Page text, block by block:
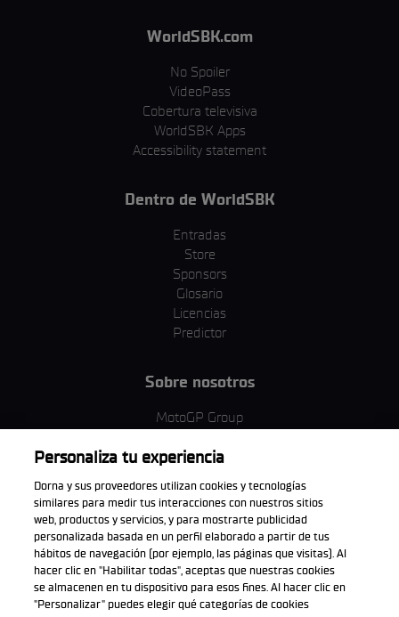
WorldSBK.com
No Spoiler
VideoPass
Cobertura televisiva
WorldSBK Apps
Accessibility statement
Dentro de WorldSBK
Entradas
Store
Sponsors
Glosario
Licencias
Predictor
Sobre nosotros
MotoGP Group
Términos y condiciones
Política de privacidad
Política de compra
Descarga la aplicación oficial
Personaliza tu experiencia
Dorna y sus proveedores utilizan cookies y tecnologías
similares para medir tus interacciones con nuestros sitios
web, productos y servicios, y para mostrarte publicidad
personalizada basada en un perfil elaborado a partir de tus
hábitos de navegación (por ejemplo, las páginas que visitas). Al
hacer clic en "Habilitar todas", aceptas que nuestras cookies
se almacenen en tu dispositivo para esos fines. Al hacer clic en
"Personalizar" puedes elegir qué categorías de cookies